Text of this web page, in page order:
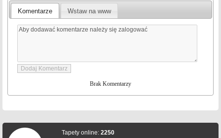
Komentarze Wstaw na www
Brak Komentarzy
Tapety online: 2250